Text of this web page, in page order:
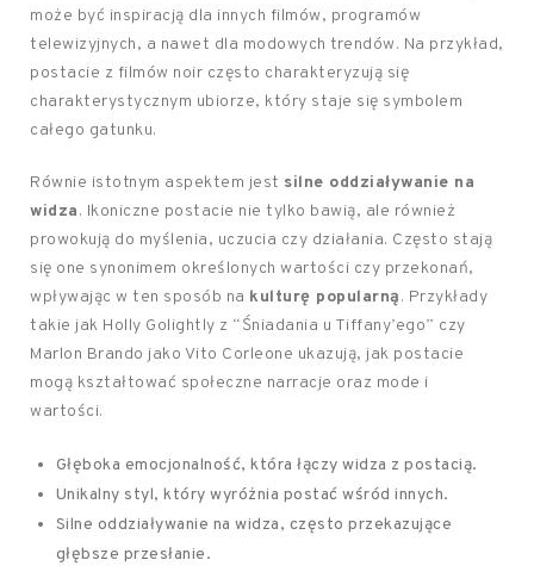
może być inspiracją dla innych filmów, programów
telewizyjnych, a nawet dla modowych trendów. Na przykład,
postacie z filmów noir często charakteryzują się
charakterystycznym ubiorze, który staje się symbolem
całego gatunku.
Równie istotnym aspektem jest silne oddziaływanie na
widza. Ikoniczne postacie nie tylko bawią, ale również
prowokują do myślenia, uczucia czy działania. Często stają
się one synonimem określonych wartości czy przekonań,
wpływając w ten sposób na kulturę popularną. Przykłady
takie jak Holly Golightly z “Śniadania u Tiffany’ego” czy
Marlon Brando jako Vito Corleone ukazują, jak postacie
mogą kształtować społeczne narracje oraz mode i
wartości.
Głęboka emocjonalność, która łączy widza z postacią.
Unikalny styl, który wyróżnia postać wśród innych.
Silne oddziaływanie na widza, często przekazujące
głębsze przesłanie.